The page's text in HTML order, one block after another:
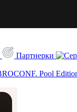
Партнерки